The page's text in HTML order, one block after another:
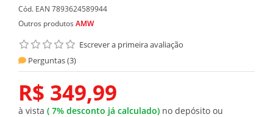
Cód. EAN 7893624589944
Outros produtos AMW
Escrever a primeira avaliação
Perguntas (3)
R$ 349,99
à vista ( 7% desconto já calculado) no depósito ou